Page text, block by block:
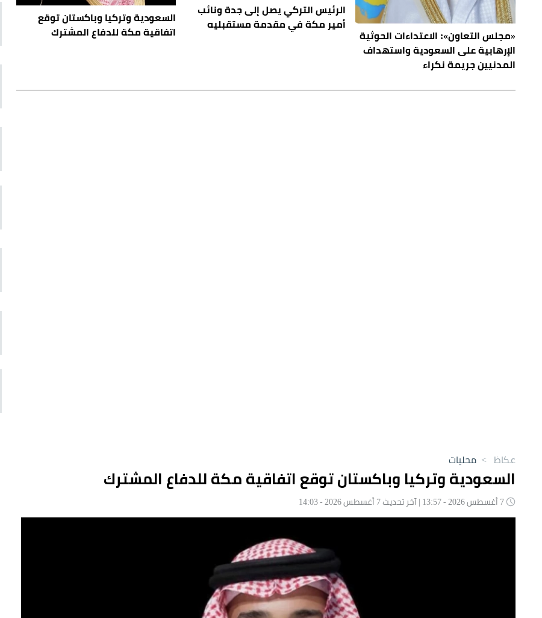
«مجلس التعاون»: الاعتداءات الحوثية
الإرهابية على السعودية واستهداف
المدنيين جريمة نكراء
الرئيس التركي يصل إلى جدة ونائب
أمير مكة في مقدمة مستقبليه
السعودية وتركيا وباكستان توقع
اتفاقية مكة للدفاع المشترك
عكاظ > محليات
السعودية وتركيا وباكستان توقع اتفاقية مكة للدفاع المشترك